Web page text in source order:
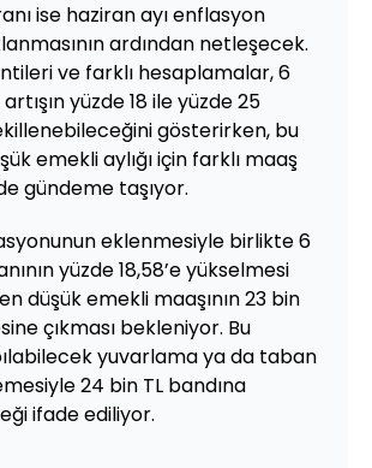
ise haziran ayı enflasyon
ardından netleşecek.
ve farklı hesaplamalar, 6
yüzde 18 ile yüzde 25
gösterirken, bu
emekli aylığı için farklı maaş
gündeme taşıyor.
eklenmesiyle birlikte 6
yüzde 18,58’e yükselmesi
düşük emekli maaşının 23 bin
çıkması bekleniyor. Bu
yuvarlama ya da taban
24 bin TL bandına
ifade ediliyor.